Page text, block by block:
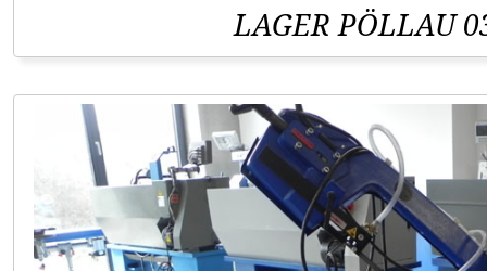
LAGER PÖLLAU